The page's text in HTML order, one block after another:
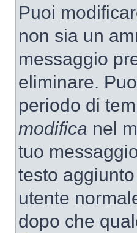
Puoi
non sia un
messaggio
eliminare.
periodo di
modifica nel
tuo
testo
utente
dopo che